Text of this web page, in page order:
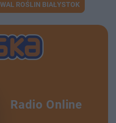
ROŚLIN BIAŁYSTOK
Radio Online